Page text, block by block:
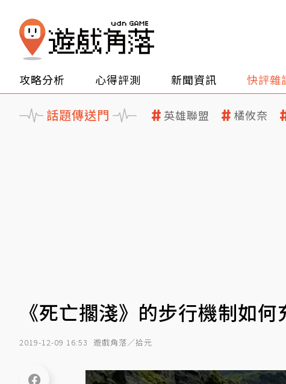
攻略分析 心得評測 新聞資訊 快評雜
話題傳送門 英雄聯盟 橘攸奈
《死亡擱淺》的步行機制如
2019-12-09 16:53 遊戲角落／拾元